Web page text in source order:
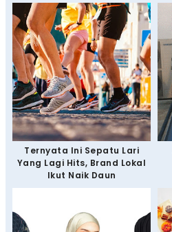
Ternyata Ini Sepatu Lari
Yang Lagi Hits, Brand Lokal
Ikut Naik Daun